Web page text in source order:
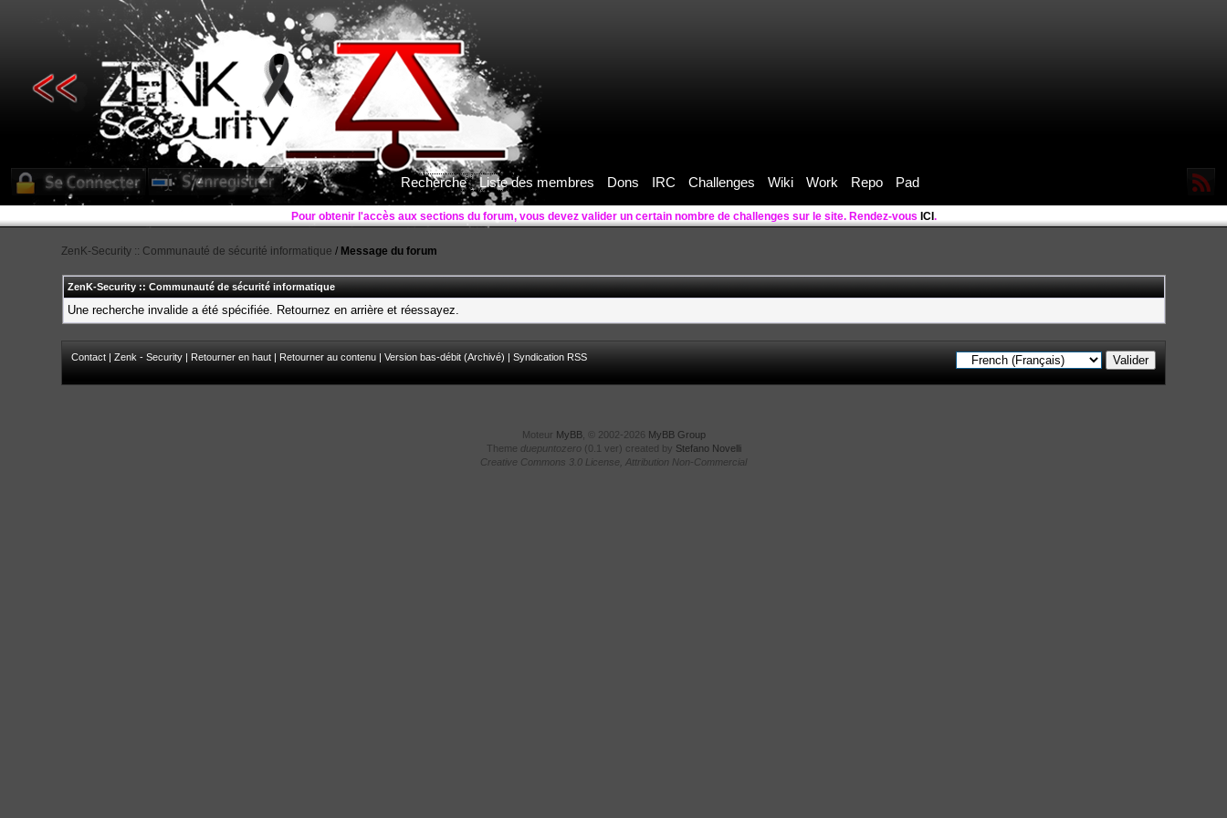
Recherche Liste des membres Dons IRC Challenges Wiki Work Repo Pad
Pour obtenir l'accès aux sections du forum, vous devez valider un certain nombre de challenges sur le site. Rendez-vous ICI .
ZenK-Security :: Communauté de sécurité informatique / Message du forum
ZenK-Security :: Communauté de sécurité informatique
Une recherche invalide a été spécifiée. Retournez en arrière et réessayez.
Contact |Zenk - Security | Retourner en haut | Retourner au contenu |Version bas-débit (Archivé) |Syndication RSS
Moteur MyBB, © 2002-2026 MyBB Group
Theme duepuntozero (0.1 ver) created by Stefano Novelli
Creative Commons 3.0 License, Attribution Non-Commercial